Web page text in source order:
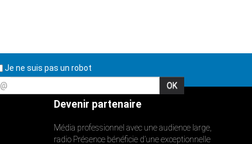
Je ne suis pas un robot
@
Devenir partenaire
Média professionnel avec une audience large,
radio Présence bénéficie d’une exceptionnelle